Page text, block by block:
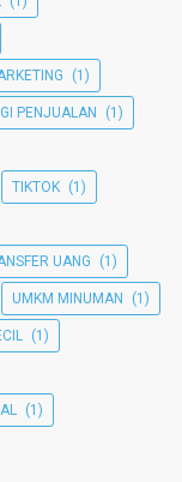
(1)
PENJUALAN (1)
TIKTOK (1)
UANG (1)
UMKM MINUMAN (1)
(1)
(1)